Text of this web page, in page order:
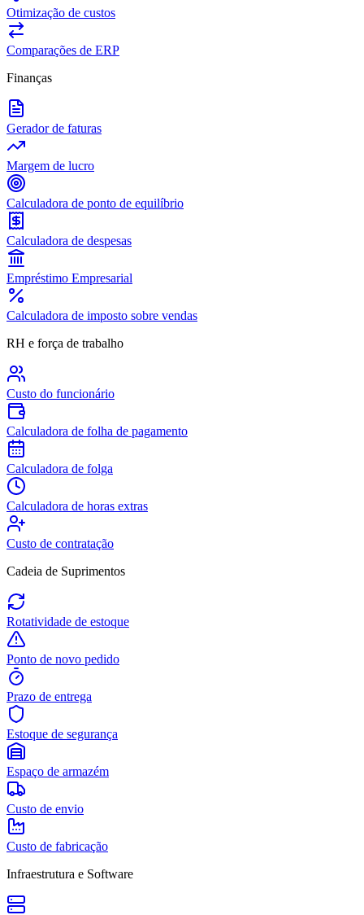
Otimização de custos
Comparações de ERP
Finanças
Gerador de faturas
Margem de lucro
Calculadora de ponto de equilíbrio
Calculadora de despesas
Empréstimo Empresarial
Calculadora de imposto sobre vendas
RH e força de trabalho
Custo do funcionário
Calculadora de folha de pagamento
Calculadora de folga
Calculadora de horas extras
Custo de contratação
Cadeia de Suprimentos
Rotatividade de estoque
Ponto de novo pedido
Prazo de entrega
Estoque de segurança
Espaço de armazém
Custo de envio
Custo de fabricação
Infraestrutura e Software